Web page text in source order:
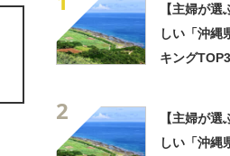
【主婦が
しい「沖縄
キング
2
【主婦が
しい「沖縄